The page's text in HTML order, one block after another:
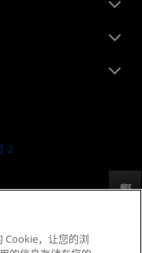
反馈
-2
Cookie，让您的浏